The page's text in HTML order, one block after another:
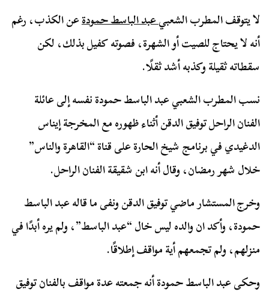
لا يتوقف المطرب الشعبيعبد الباسط حمودةعن الكذب، رغم
أنه لا يحتاج للصيت أو الشهرة، فصوته كفيل بذلك، لكن
سقطاته ثقيلة وكذبه أشد ثقلًا.
نسب المطرب الشعبي عبد الباسط حمودة نفسه إلى عائلة
الفنان الراحل توفيق الدقن أثناء ظهوره مع المخرجة إيناس
الدغيدي في برنامج شيخ الحارة على قناة “القاهرة والناس”
خلال شهر رمضان، وقال أنه ابن شقيقة الفنان الراحل.
وخرج المستشار ماضي توفيق الدقن ونفى ما قاله عبد الباسط
حمودة، وأكد ان والده ليس خال “عبد الباسط”، ولم يره أبدًا في
منزلهم، ولم تجمعهم أية مواقف إطلاقًا.
وحكى عبد الباسط حمودة أنه جمعته عدة مواقف بالفنان توفيق